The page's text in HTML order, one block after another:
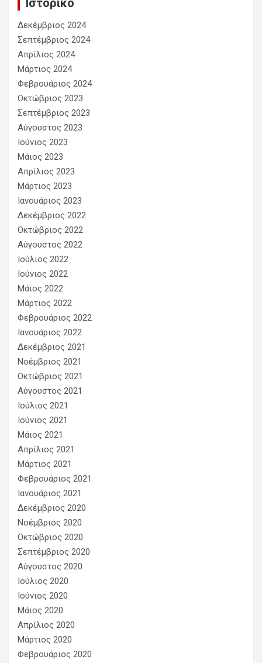
Ιστορικό
Δεκέμβριος 2024
Σεπτέμβριος 2024
Απρίλιος 2024
Μάρτιος 2024
Φεβρουάριος 2024
Οκτώβριος 2023
Σεπτέμβριος 2023
Αύγουστος 2023
Ιούνιος 2023
Μάιος 2023
Απρίλιος 2023
Μάρτιος 2023
Ιανουάριος 2023
Δεκέμβριος 2022
Οκτώβριος 2022
Αύγουστος 2022
Ιούλιος 2022
Ιούνιος 2022
Μάιος 2022
Μάρτιος 2022
Φεβρουάριος 2022
Ιανουάριος 2022
Δεκέμβριος 2021
Νοέμβριος 2021
Οκτώβριος 2021
Αύγουστος 2021
Ιούλιος 2021
Ιούνιος 2021
Μάιος 2021
Απρίλιος 2021
Μάρτιος 2021
Φεβρουάριος 2021
Ιανουάριος 2021
Δεκέμβριος 2020
Νοέμβριος 2020
Οκτώβριος 2020
Σεπτέμβριος 2020
Αύγουστος 2020
Ιούλιος 2020
Ιούνιος 2020
Μάιος 2020
Απρίλιος 2020
Μάρτιος 2020
Φεβρουάριος 2020